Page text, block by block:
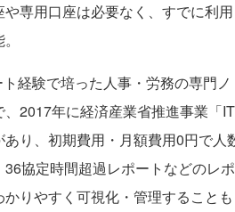
専用口座は必要なく、すでに利用
経験で培った人事・労務の専門ノ
2017年に経済産業省推進事業「IT
り、初期費用・月額費用0円で人
協定時間超過レポートなどのレポ
りやすく可視化・管理することも